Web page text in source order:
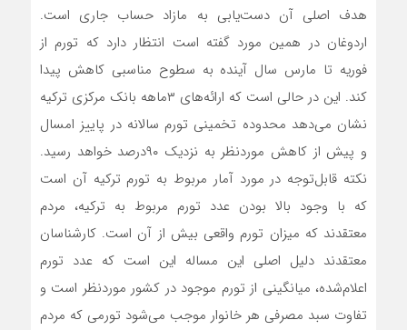
هدف اصلی آن دست‌یابی به مازاد حساب جاری است.
اردوغان در همین مورد گفته است انتظار دارد که تورم از
فوریه تا مارس سال آینده به سطوح مناسبی کاهش پیدا
کند. این در حالی است که ارائه‌های ۳ماهه بانک مرکزی ترکیه
نشان می‌دهد محدوده تخمینی تورم سالانه در پاییز امسال
و پیش از کاهش موردنظر به نزدیک ۹۰درصد خواهد رسید.
نکته قابل‌توجه در مورد آمار مربوط به تورم ترکیه آن است
که با وجود بالا بودن عدد تورم مربوط به ترکیه، مردم
معتقدند که میزان تورم واقعی بیش از آن است. کارشناسان
معتقدند دلیل اصلی این مساله این است که عدد تورم
اعلام‌شده، میانگینی از تورم موجود در کشور موردنظر است و
تفاوت سبد مصرفی هر خانوار موجب می‌شود تورمی که مردم